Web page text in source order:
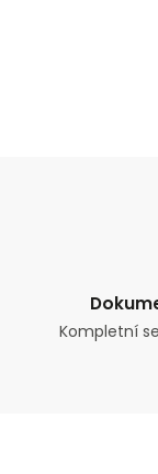
Kompletní